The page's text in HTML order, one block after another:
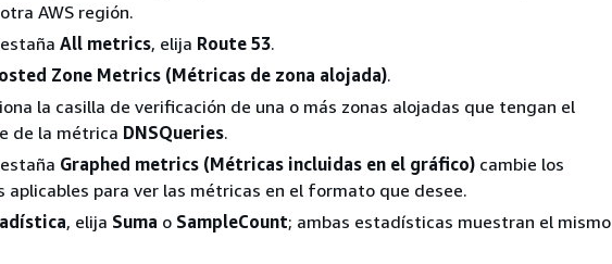
AWS región.
All metrics, elija Route 53.
Zone Metrics (Métricas de zona alojada).
la casilla de verificación de una o más zonas alojadas que tengan el
de la métrica DNSQueries.
Graphed metrics (Métricas incluidas en el gráfico) cambie los
aplicables para ver las métricas en el formato que desee.
, elija Suma o SampleCount; ambas estadísticas muestran el mismo